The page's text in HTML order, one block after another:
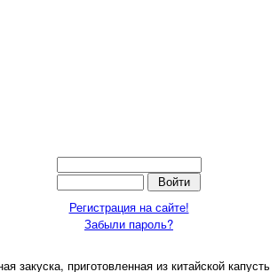
Регистрация на сайте!
Забыли пароль?
закуска, приготовленная из китайской